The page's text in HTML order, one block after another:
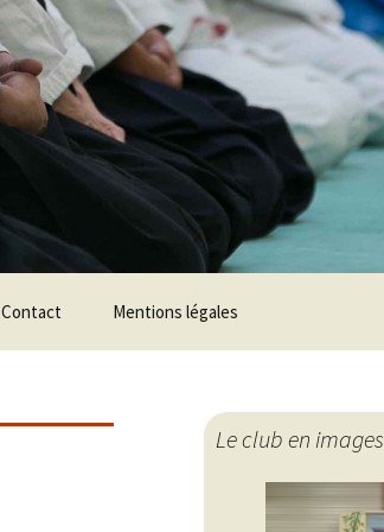
Le Club en Vidéos
Contact Mentions légales
Le club en images